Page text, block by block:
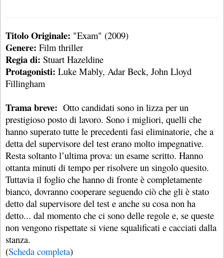
Titolo Originale: "Exam" (2009)
Genere: Film thriller
Regia di: Stuart Hazeldine
Protagonisti: Luke Mably, Adar Beck, John Lloyd
Fillingham
Trama breve: Otto candidati sono in lizza per un
prestigioso posto di lavoro. Sono i migliori, quelli che
hanno superato tutte le precedenti fasi eliminatorie, che a
detta del supervisore del test erano molto impegnative.
Resta soltanto l’ultima prova: un esame scritto. Hanno
ottanta minuti di tempo per risolvere un singolo quesito.
Tuttavia il foglio che hanno di fronte è completamente
bianco, dovranno cooperare seguendo ciò che gli è stato
detto dal supervisore del test e anche su cosa non ha
detto... dal momento che ci sono delle regole e, se queste
non vengono rispettate si viene squalificati e cacciati dalla
stanza.
(Scheda completa)